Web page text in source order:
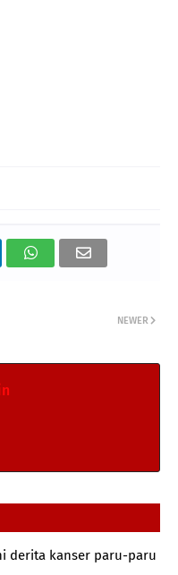
NEWER
derita kanser paru-paru